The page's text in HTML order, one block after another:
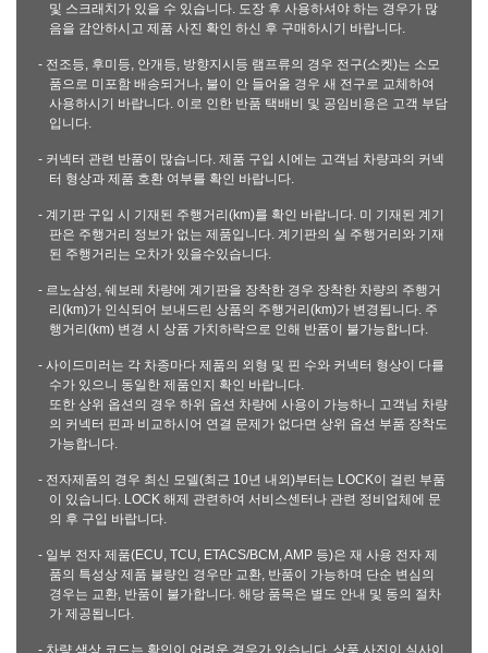
및 스크래치가 있을 수 있습니다. 도장 후 사용하셔야 하는 경우가 많
음을 감안하시고 제품 사진 확인 하신 후 구매하시기 바랍니다.
- 전조등, 후미등, 안개등, 방향지시등 램프류의 경우 전구(소켓)는 소모
품으로 미포함 배송되거나, 불이 안 들어올 경우 새 전구로 교체하여
사용하시기 바랍니다. 이로 인한 반품 택배비 및 공임비용은 고객 부담
입니다.
- 커넥터 관련 반품이 많습니다. 제품 구입 시에는 고객님 차량과의 커넥
터 형상과 제품 호환 여부를 확인 바랍니다.
- 계기판 구입 시 기재된 주행거리(km)를 확인 바랍니다. 미 기재된 계기
판은 주행거리 정보가 없는 제품입니다. 계기판의 실 주행거리와 기재
된 주행거리는 오차가 있을수있습니다.
- 르노삼성, 쉐보레 차량에 계기판을 장착한 경우 장착한 차량의 주행거
리(km)가 인식되어 보내드린 상품의 주행거리(km)가 변경됩니다. 주
행거리(km) 변경 시 상품 가치하락으로 인해 반품이 불가능합니다.
- 사이드미러는 각 차종마다 제품의 외형 및 핀 수와 커넥터 형상이 다를
수가 있으니 동일한 제품인지 확인 바랍니다.
또한 상위 옵션의 경우 하위 옵션 차량에 사용이 가능하니 고객님 차량
의 커넥터 핀과 비교하시어 연결 문제가 없다면 상위 옵션 부품 장착도
가능합니다.
- 전자제품의 경우 최신 모델(최근 10년 내외)부터는 LOCK이 걸린 부품
이 있습니다. LOCK 해제 관련하여 서비스센터나 관련 정비업체에 문
의 후 구입 바랍니다.
- 일부 전자 제품(ECU, TCU, ETACS/BCM, AMP 등)은 재 사용 전자 제
품의 특성상 제품 불량인 경우만 교환, 반품이 가능하며 단순 변심의
경우는 교환, 반품이 불가합니다. 해당 품목은 별도 안내 및 동의 절차
가 제공됩니다.
- 차량 색상 코드는 확인이 어려운 경우가 있습니다. 상품 사진이 실사이